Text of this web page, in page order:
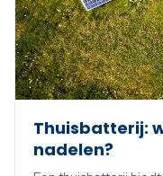
Thuisbatterij:
nadelen?